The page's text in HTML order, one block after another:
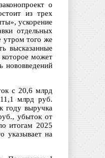
о
из трех
ускорение
отдельных
утром того же
высказанные
которое может
нововведений
с 20,6 млрд
млрд руб.
году выручка
убыток от
итогам 2025
указывает на